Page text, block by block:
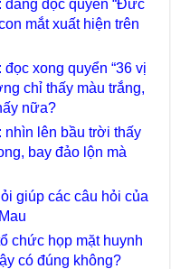
đọc quyển “Đức
mắt xuất hiện trên
xong quyển “36 vị
chỉ thấy màu trắng,
nữa?
nhìn lên bầu trời thấy
bay đảo lộn mà
giúp các câu hỏi của
chức họp mặt huynh
có đúng không?